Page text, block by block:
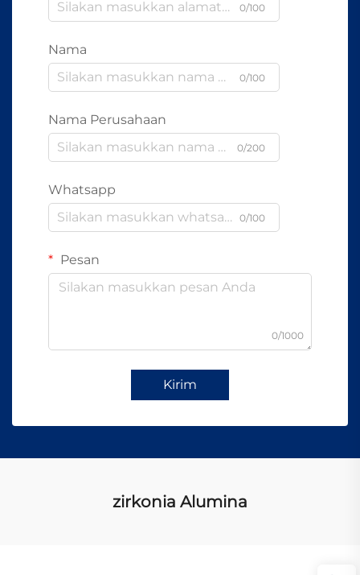
0/100
Nama
0/100
Nama Perusahaan
0/200
Whatsapp
0/100
Pesan
0/1000
Kirim
zirkonia Alumina